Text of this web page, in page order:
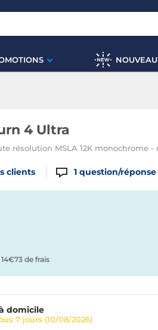
4 Ultra
résolution MSLA 12K monochrome -
clients 1 question/réponse
de frais
domicile
7 jours (10/08/2026)